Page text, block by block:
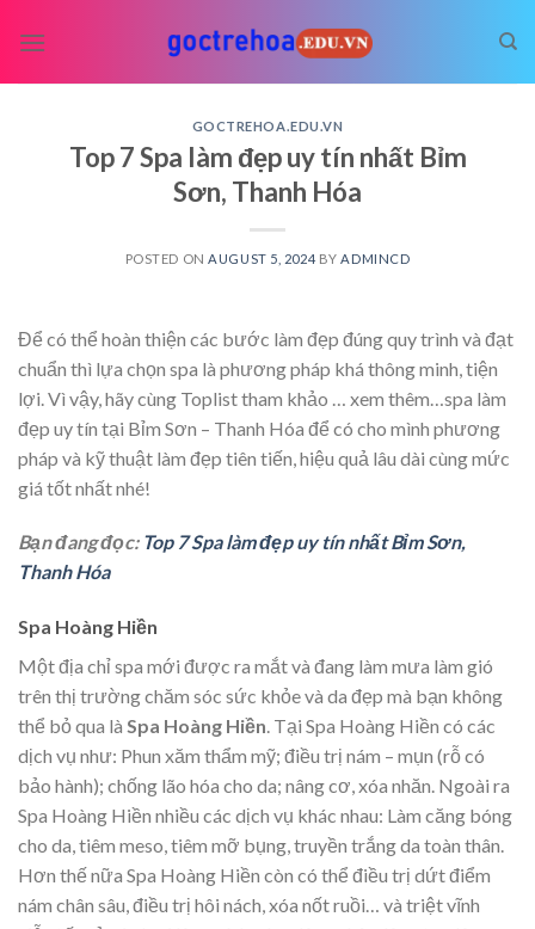
GOCTREHOA.EDU.VN
Top 7 Spa làm đẹp uy tín nhất Bỉm
Sơn, Thanh Hóa
POSTED ON AUGUST 5, 2024 BY ADMINCD
Để có thể hoàn thiện các bước làm đẹp đúng quy trình và đạt
chuẩn thì lựa chọn spa là phương pháp khá thông minh, tiện
lợi. Vì vậy, hãy cùng Toplist tham khảo
… xem thêm… spa làm
đẹp uy tín tại Bỉm Sơn – Thanh Hóa để có cho mình phương
pháp và kỹ thuật làm đẹp tiên tiến, hiệu quả lâu dài cùng mức
giá tốt nhất nhé!
Bạn đang đọc: Top 7 Spa làm đẹp uy tín nhất Bỉm Sơn,
Thanh Hóa
Spa Hoàng Hiền
Một địa chỉ spa mới được ra mắt và đang làm mưa làm gió
trên thị trường chăm sóc sức khỏe và da đẹp mà bạn không
thể bỏ qua là Spa Hoàng Hiền. Tại Spa Hoàng Hiền có các
dịch vụ như: Phun xăm thẩm mỹ; điều trị nám – mụn (rỗ có
bảo hành); chống lão hóa cho da; nâng cơ, xóa nhăn. Ngoài ra
Spa Hoàng Hiền nhiều các dịch vụ khác nhau: Làm căng bóng
cho da, tiêm meso, tiêm mỡ bụng, truyền trắng da toàn thân.
Hơn thế nữa Spa Hoàng Hiền còn có thể điều trị dứt điểm
nám chân sâu, điều trị hôi nách, xóa nốt ruồi… và triệt vĩnh